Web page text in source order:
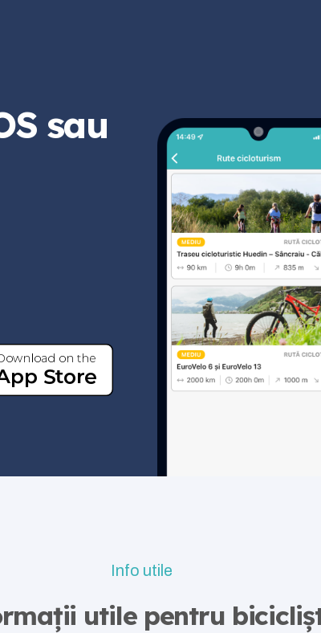
sau
Info utile
utile pentru